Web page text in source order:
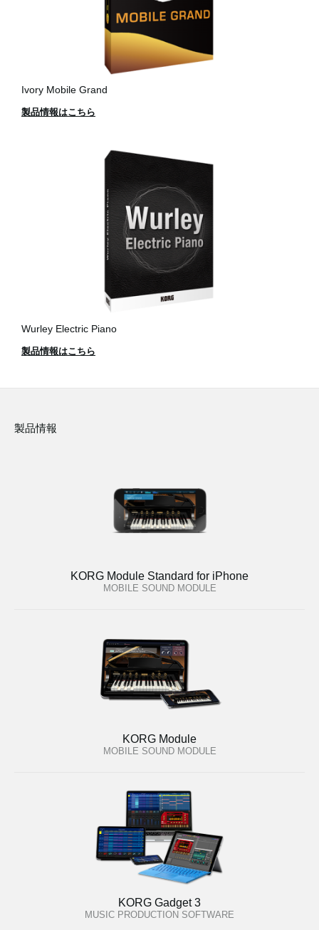
Ivory Mobile Grand
製品情報はこちら
Wurley Electric Piano
製品情報はこちら
製品情報
KORG Module Standard for iPhone
MOBILE SOUND MODULE
KORG Module
MOBILE SOUND MODULE
KORG Gadget 3
MUSIC PRODUCTION SOFTWARE